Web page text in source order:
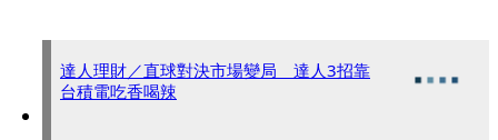
達人理財／直球對決市場變局 達人3招靠
台積電吃香喝辣